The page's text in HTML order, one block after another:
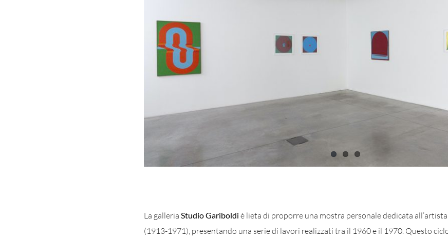
La galleria Studio Gariboldi è lieta di proporre una mostra personale dedicata
(1913-1971), presentando una serie di lavori realizzati tra il 1960 e il 1970. Questo